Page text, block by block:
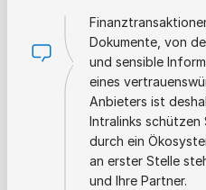
Dokumente, von
und sensible
eines
Anbieters ist
Intralinks schützen
durch ein
an erster Stelle
und Ihre Partner.